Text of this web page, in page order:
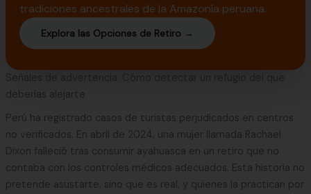
tradiciones ancestrales de la Amazonía peruana.
Explora las Opciones de Retiro →
deberías alejarte
Perú ha registrado casos de turistas perjudicados en centros
no verificados. En abril de 2024, una mujer llamada Rachael
Dixon falleció tras consumir ayahuasca en un retiro que no
contaba con los controles médicos adecuados. Esta historia no
pretende asustarte, sino que es real, y quienes la practican por